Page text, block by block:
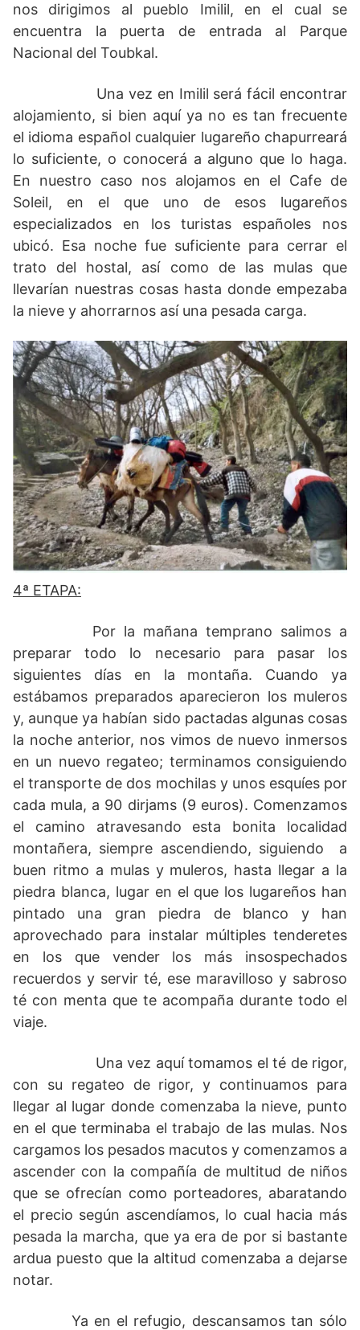
nos dirigimos al pueblo Imilil, en el cual se
encuentra la puerta de entrada al Parque
Nacional del Toubkal.
Una vez en Imilil será fácil encontrar
alojamiento, si bien aquí ya no es tan frecuente
el idioma español cualquier lugareño chapurreará
lo suficiente, o conocerá a alguno que lo haga.
En nuestro caso nos alojamos en el Cafe de
Soleil, en el que uno de esos lugareños
especializados en los turistas españoles nos
ubicó. Esa noche fue suficiente para cerrar el
trato del hostal, así como de las mulas que
llevarían nuestras cosas hasta donde empezaba
la nieve y ahorrarnos así una pesada carga.
4ª ETAPA:
Por la mañana temprano salimos a
preparar todo lo necesario para pasar los
siguientes días en la montaña. Cuando ya
estábamos preparados aparecieron los muleros
y, aunque ya habían sido pactadas algunas cosas
la noche anterior, nos vimos de nuevo inmersos
en un nuevo regateo; terminamos consiguiendo
el transporte de dos mochilas y unos esquíes por
cada mula, a 90 dirjams (9 euros). Comenzamos
el camino atravesando esta bonita localidad
montañera, siempre ascendiendo, siguiendo a
buen ritmo a mulas y muleros, hasta llegar a la
piedra blanca, lugar en el que los lugareños han
pintado una gran piedra de blanco y han
aprovechado para instalar múltiples tenderetes
en los que vender los más insospechados
recuerdos y servir té, ese maravilloso y sabroso
té con menta que te acompaña durante todo el
viaje.
Una vez aquí tomamos el té de rigor,
con su regateo de rigor, y continuamos para
llegar al lugar donde comenzaba la nieve, punto
en el que terminaba el trabajo de las mulas. Nos
cargamos los pesados macutos y comenzamos a
ascender con la compañía de multitud de niños
que se ofrecían como porteadores, abaratando
el precio según ascendíamos, lo cual hacia más
pesada la marcha, que ya era de por si bastante
ardua puesto que la altitud comenzaba a dejarse
notar.
Ya en el refugio, descansamos tan sólo